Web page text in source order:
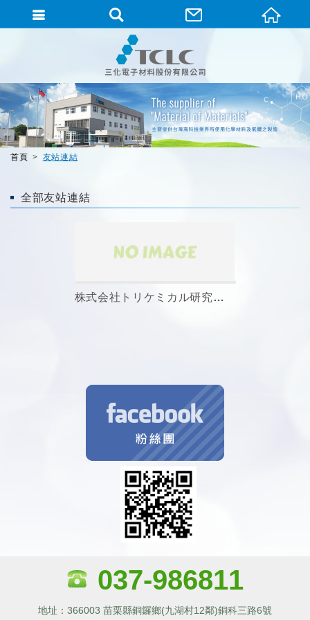
首頁 友站連結
全部友站連結
株式会社トリケミカル研究所 (Tri Chemical Laboratories...
037-986811
地址：366003 苗栗縣銅鑼鄉(九湖村12鄰)銅科三路6號